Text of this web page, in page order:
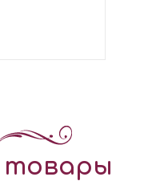
товары